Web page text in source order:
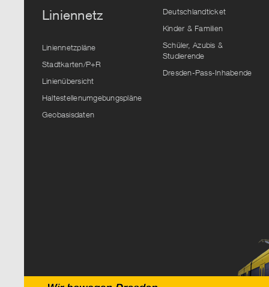
Liniennetz
Liniennetzpläne
Stadtkarten/P+R
Linienübersicht
Haltestellenumgebungspläne
Geobasisdaten
Deutschlandticket
Kinder & Familien
Schüler, Azubis &
Studierende
Dresden-Pass-Inhabende